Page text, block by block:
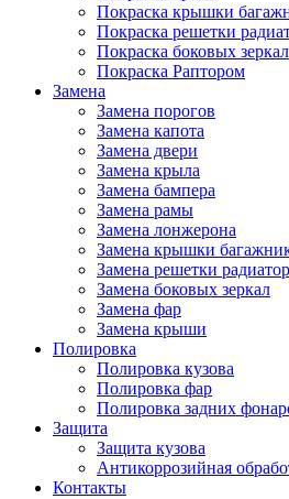
Покраска крышки
Покраска решетки
Покраска боковых зеркал
Покраска Раптором
Замена
Замена порогов
Замена капота
Замена двери
Замена крыла
Замена бампера
Замена рамы
Замена лонжерона
Замена крышки
Замена решетки
Замена боковых зеркал
Замена фар
Замена крыши
Полировка
Полировка кузова
Полировка фар
Полировка задних
Защита
Защита кузова
Антикоррозийная
Контакты